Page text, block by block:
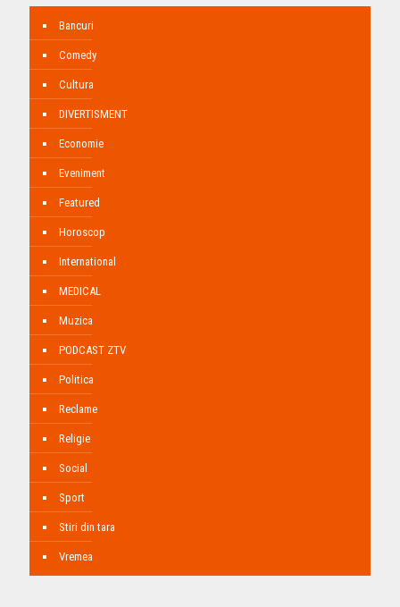
Bancuri
Comedy
Cultura
DIVERTISMENT
Economie
Eveniment
Featured
Horoscop
International
MEDICAL
Muzica
PODCAST ZTV
Politica
Reclame
Religie
Social
Sport
Stiri din tara
Vremea